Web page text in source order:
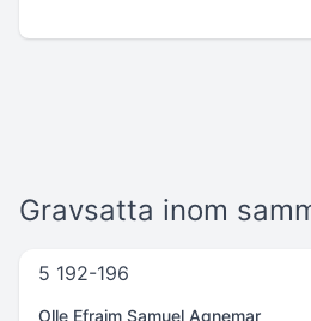
Gravsatta inom
5 192-196
Olle Efraim Samuel Agnemar